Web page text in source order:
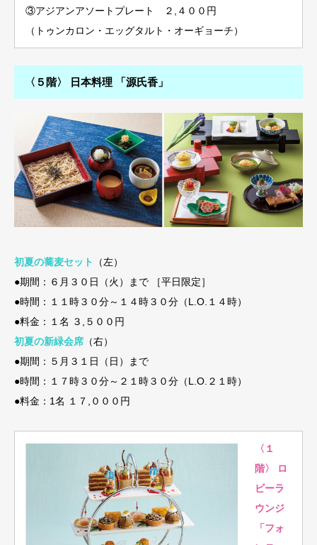
③アジアンアソートプレート ２,４００円
（トゥンカロン・エッグタルト・オーギョーチ）
〈５階〉 日本料理 「源氏香」
初夏の蕎麦セット
（左）
●期間：６月３０日（火）まで ［平日限定］
●時間：１１時３０分～１４時３０分（L.O.１４時）
●料金：１名 ３,５００円
初夏の新緑会席 （右）
●期間：５月３１日（日）まで
●時間：１７時３０分～２１時３０分（L.O.２１時）
●料金：1名 １７,０００円
〈１
階〉 ロ
ビーラ
ウンジ
「フォ